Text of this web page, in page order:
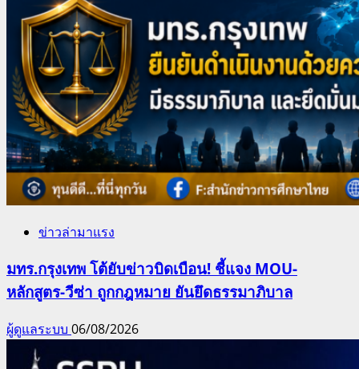
ข่าวล่ามาแรง
มทร.กรุงเทพ โต้ยับข่าวบิดเบือน! ชี้แจง MOU-
หลักสูตร-วีซ่า ถูกกฎหมาย ยันยึดธรรมาภิบาล
ผู้ดูแลระบบ 06/08/2026